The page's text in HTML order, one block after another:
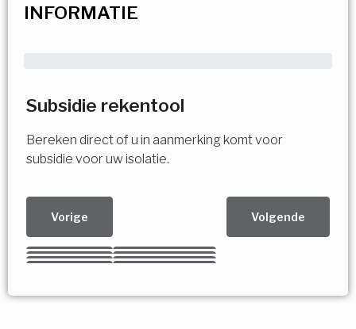
INFORMATIE
Subsidie rekentool
Bereken direct of u in aanmerking komt voor
subsidie voor uw isolatie.
Vorige Volgende
Kies uw Isolatiemaatregel
Meerdere keuzes mogelijk
Vorige Volgende